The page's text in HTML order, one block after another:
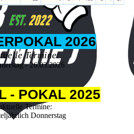
2026
Termine:
- 26.03.2026
- POKAL 2025
Termine:
Donnerstag